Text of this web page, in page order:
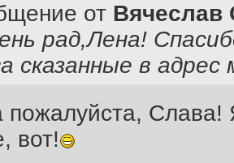
от Вячеслав
рад,Лена!
сказанные в адрес
пожалуйста,
вот!